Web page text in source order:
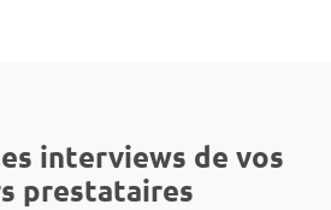
interviews de vos
prestataires